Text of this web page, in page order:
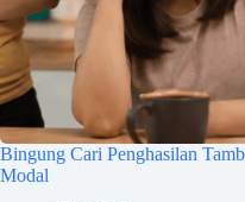
Bingung Cari Penghasilan
Modal